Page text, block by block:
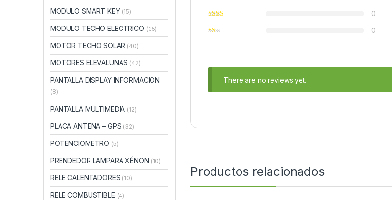
0
0
There are no reviews yet.
Productos relacionados
MODULO SMART KEY (15)
MODULO TECHO ELECTRICO (35)
MOTOR TECHO SOLAR (40)
MOTORES ELEVALUNAS (42)
PANTALLA DISPLAY INFORMACION
(8)
PANTALLA MULTIMEDIA (12)
PLACA ANTENA – GPS (32)
POTENCIOMETRO (5)
PRENDEDOR LAMPARA XÉNON (10)
RELE CALENTADORES (10)
RELE COMBUSTIBLE (4)